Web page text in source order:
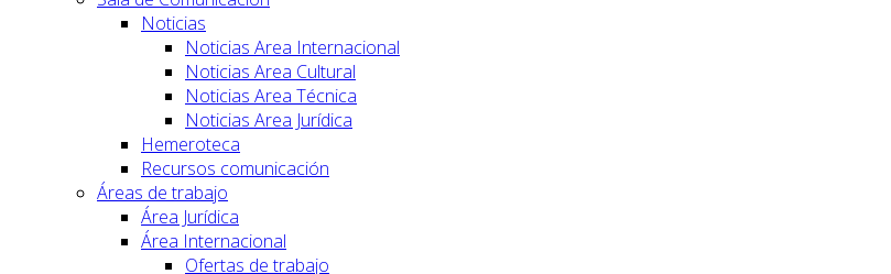
Noticias
Noticias Area Internacional
Noticias Area Cultural
Noticias Area Técnica
Noticias Area Jurídica
Hemeroteca
Recursos comunicación
Áreas de trabajo
Área Jurídica
Área Internacional
Ofertas de trabajo